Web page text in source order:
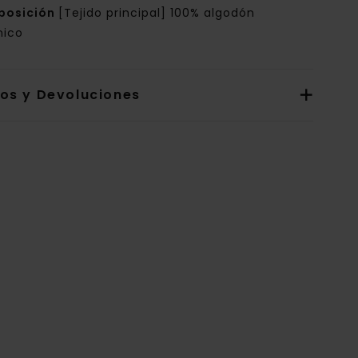
[Tejido principal] 100% algodón
y Devoluciones